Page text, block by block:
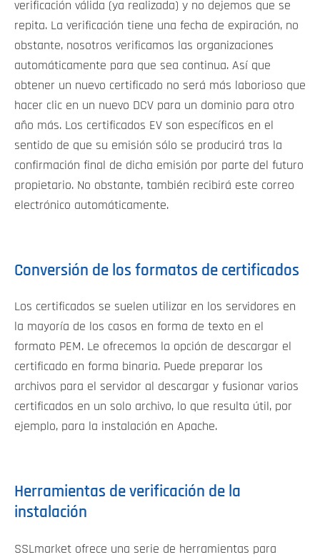
verificación válida (ya realizada) y no dejemos que se
repita. La verificación tiene una fecha de expiración, no
obstante, nosotros verificamos las organizaciones
automáticamente para que sea continua. Así que
obtener un nuevo certificado no será más laborioso que
hacer clic en un nuevo DCV para un dominio para otro
año más. Los certificados EV son específicos en el
sentido de que su emisión sólo se producirá tras la
confirmación final de dicha emisión por parte del futuro
propietario. No obstante, también recibirá este correo
electrónico automáticamente.
Conversión de los formatos de certificados
Los certificados se suelen utilizar en los servidores en
la mayoría de los casos en forma de texto en el
formato PEM. Le ofrecemos la opción de descargar el
certificado en forma binaria. Puede preparar los
archivos para el servidor al descargar y fusionar varios
certificados en un solo archivo, lo que resulta útil, por
ejemplo, para la instalación en Apache.
Herramientas de verificación de la
instalación
SSLmarket ofrece una serie de herramientas para